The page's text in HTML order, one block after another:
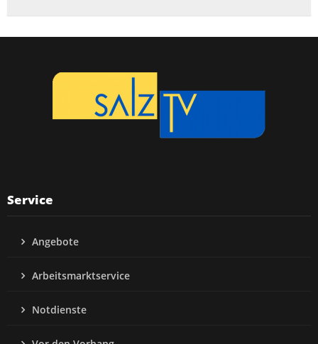
Service
Angebote
Arbeitsmarktservice
Notdienste